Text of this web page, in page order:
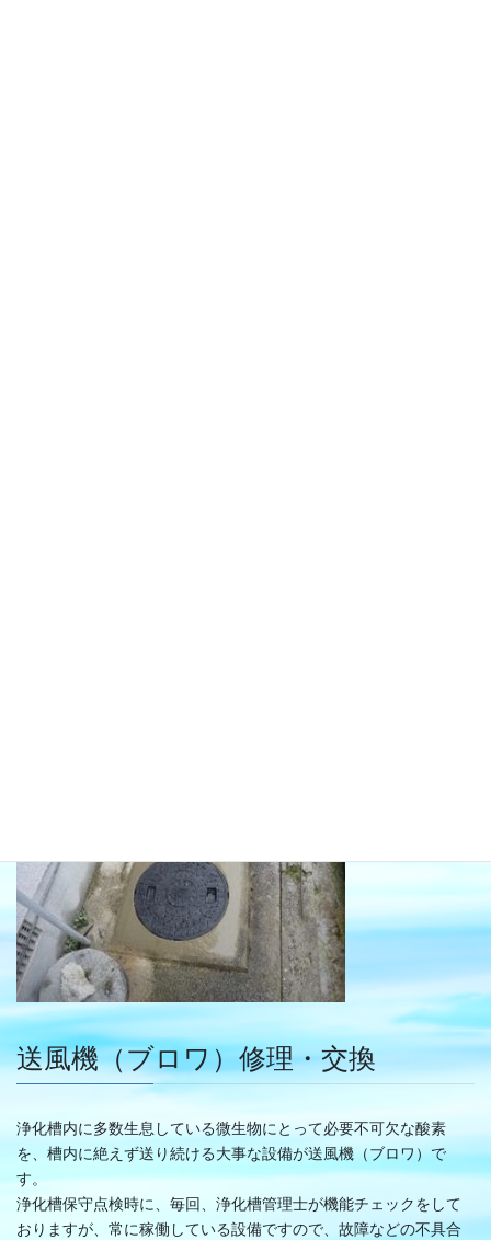
送風機（ブロワ）修理・交換
浄化槽内に多数生息している微生物にとって必要不可欠な酸素
を、槽内に絶えず送り続ける大事な設備が送風機（ブロワ）で
す。
浄化槽保守点検時に、毎回、浄化槽管理士が機能チェックをして
おりますが、常に稼働している設備ですので、故障などの不具合